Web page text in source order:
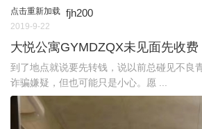
点击重新加载 fjh200
2019-9-22
大悦公寓GYMDZQX未见面先收费
到了地点就说要先转钱，说以前总碰见不良
诈骗嫌疑，但也可能只是小心。愿 ...